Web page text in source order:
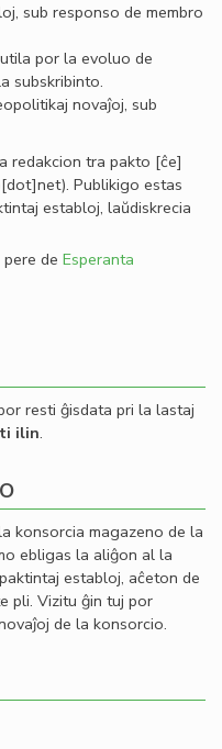
sub responso de membro
por la evoluo de
subskribinto.
novaĵoj, sub
redakcion tra pakto [ĉe]
. Publikigo estas
establoj, laŭdiskrecia
de Esperanta
resti ĝisdata pri la lastaj
ilin.
konsorcia magazeno de la
ebligas la aliĝon al la
establoj, aĉeton de
pli. Vizitu ĝin tuj por
de la konsorcio.